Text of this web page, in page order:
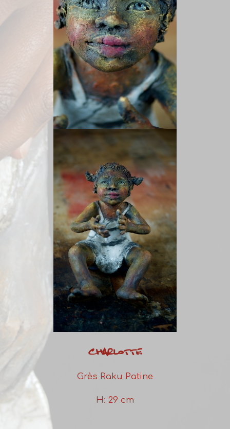
CHARLOTTE
Grès Raku Patine
H: 29 cm